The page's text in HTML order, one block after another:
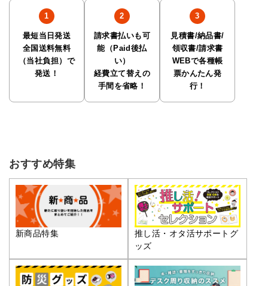
最短当日発送
全国送料無料
（当社負担）で
発送！
請求書払いも可
能（Paid後払
い）
経費立て替えの
手間を省略！
見積書/納品書/
領収書/請求書
WEBで各種帳
票かんたん発
行！
おすすめ特集
新商品特集
推し活・オタ活サポートグ
ッズ